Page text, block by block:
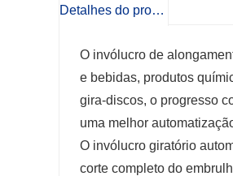
Detalhes do produto
O invólucro de
e bebidas, produtos
gira-discos, o progresso
uma melhor
O invólucro giratório
corte completo do